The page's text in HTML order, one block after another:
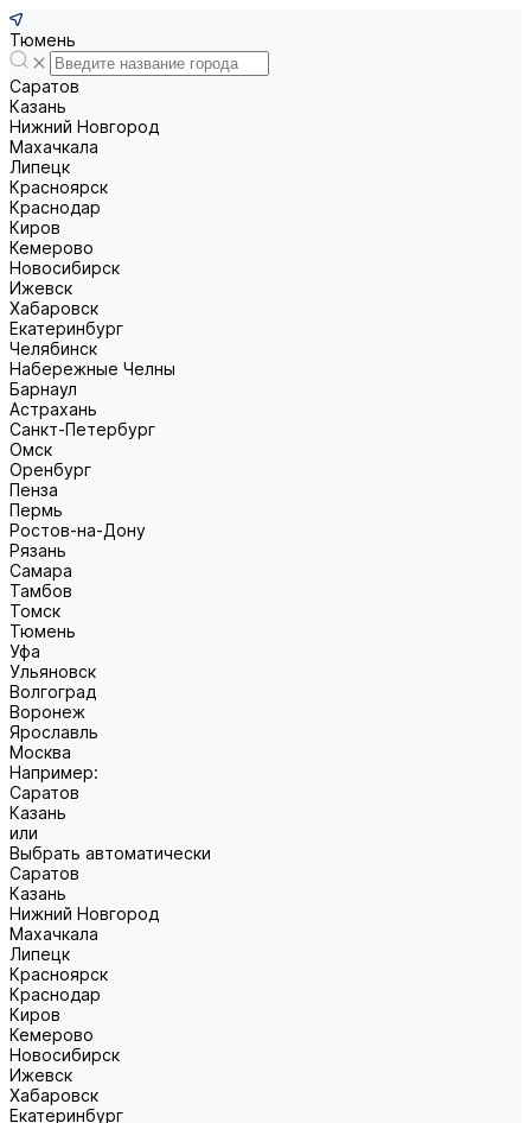
Тюмень
Саратов
Казань
Нижний Новгород
Махачкала
Липецк
Красноярск
Краснодар
Киров
Кемерово
Новосибирск
Ижевск
Хабаровск
Екатеринбург
Челябинск
Набережные Челны
Барнаул
Астрахань
Санкт-Петербург
Омск
Оренбург
Пенза
Пермь
Ростов-на-Дону
Рязань
Самара
Тамбов
Томск
Тюмень
Уфа
Ульяновск
Волгоград
Воронеж
Ярославль
Москва
Например:
Саратов
Казань
или
Выбрать автоматически
Саратов
Казань
Нижний Новгород
Махачкала
Липецк
Красноярск
Краснодар
Киров
Кемерово
Новосибирск
Ижевск
Хабаровск
Екатеринбург